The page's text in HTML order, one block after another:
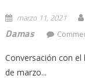
marzo 11, 2021
Damas
Conversación con
de marzo...